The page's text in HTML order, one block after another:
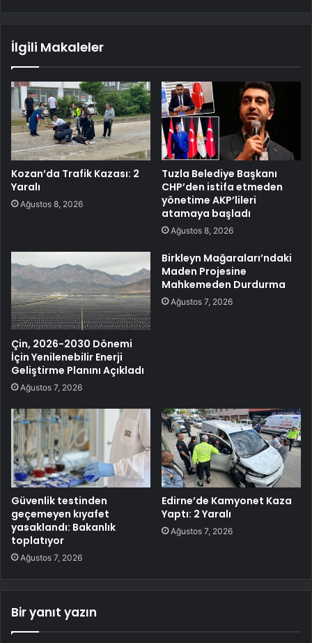
İlgili Makaleler
Kozan’da Trafik Kazası: 2
Yaralı
Ağustos 8, 2026
Tuzla Belediye Başkanı
CHP’den istifa etmeden
yönetime AKP’lileri
atamaya başladı
Ağustos 8, 2026
Çin, 2026-2030 Dönemi
İçin Yenilenebilir Enerji
Geliştirme Planını Açıkladı
Ağustos 7, 2026
Birkleyn Mağaraları’ndaki
Maden Projesine
Mahkemeden Durdurma
Ağustos 7, 2026
Güvenlik testinden
geçemeyen kıyafet
yasaklandı: Bakanlık
toplatıyor
Ağustos 7, 2026
Edirne’de Kamyonet Kaza
Yaptı: 2 Yaralı
Ağustos 7, 2026
Bir yanıt yazın